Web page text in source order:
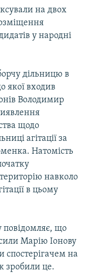
на двох
у народні
дільницю в
якої входив
Володимир
щодо
агітації за
Натомість
навколо
в цьому
повідомляє, що
Марію Іонову
спостерігачем на
зробили це.